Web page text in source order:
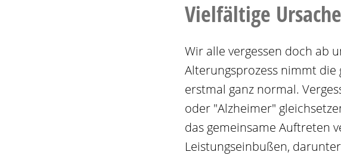
Vielfältige
Wir alle vergessen doch ab
Alterungsprozess nimmt die
erstmal ganz normal.
oder "Alzheimer"
das gemeinsame Auftreten
Leistungseinbußen,